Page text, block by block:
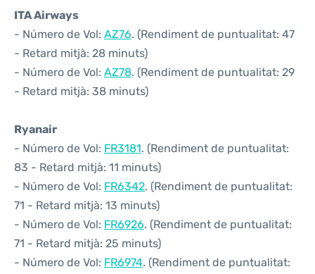
ITA Airways
- Número de Vol: AZ76. (Rendiment de puntualitat: 47
- Retard mitjà: 28 minuts)
- Número de Vol: AZ78. (Rendiment de puntualitat: 29
- Retard mitjà: 38 minuts)
Ryanair
- Número de Vol: FR3181. (Rendiment de puntualitat:
83 - Retard mitjà: 11 minuts)
- Número de Vol: FR6342. (Rendiment de puntualitat:
71 - Retard mitjà: 13 minuts)
- Número de Vol: FR6926. (Rendiment de puntualitat:
71 - Retard mitjà: 25 minuts)
- Número de Vol: FR6974. (Rendiment de puntualitat: